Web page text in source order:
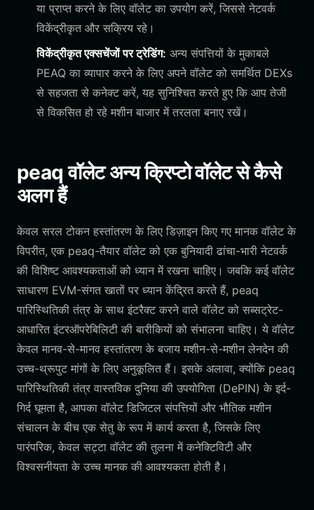
या प्राप्त करने के लिए वॉलेट का उपयोग करें, जिससे नेटवर्क
विकेंद्रीकृत और सक्रिय रहे।
विकेंद्रीकृत एक्सचेंजों पर ट्रेडिंग: अन्य संपत्तियों के मुकाबले
PEAQ का व्यापार करने के लिए अपने वॉलेट को समर्थित DEXs
से सहजता से कनेक्ट करें, यह सुनिश्चित करते हुए कि आप तेजी
से विकसित हो रहे मशीन बाजार में तरलता बनाए रखें।
peaq वॉलेट अन्य क्रिप्टो वॉलेट से कैसे
अलग हैं
केवल सरल टोकन हस्तांतरण के लिए डिज़ाइन किए गए मानक वॉलेट के
विपरीत, एक peaq-तैयार वॉलेट को एक बुनियादी ढांचा-भारी नेटवर्क
की विशिष्ट आवश्यकताओं को ध्यान में रखना चाहिए। जबकि कई वॉलेट
साधारण EVM-संगत खातों पर ध्यान केंद्रित करते हैं, peaq
पारिस्थितिकी तंत्र के साथ इंटरैक्ट करने वाले वॉलेट को सब्सट्रेट-
आधारित इंटरऑपरेबिलिटी की बारीकियों को संभालना चाहिए। ये वॉलेट
केवल मानव-से-मानव हस्तांतरण के बजाय मशीन-से-मशीन लेनदेन की
उच्च-थ्रूपुट मांगों के लिए अनुकूलित हैं। इसके अलावा, क्योंकि peaq
पारिस्थितिकी तंत्र वास्तविक दुनिया की उपयोगिता (DePIN) के इर्द-
गिर्द घूमता है, आपका वॉलेट डिजिटल संपत्तियों और भौतिक मशीन
संचालन के बीच एक सेतु के रूप में कार्य करता है, जिसके लिए
पारंपरिक, केवल सट्टा वॉलेट की तुलना में कनेक्टिविटी और
विश्वसनीयता के उच्च मानक की आवश्यकता होती है।